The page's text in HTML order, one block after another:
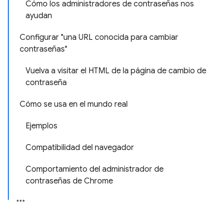
Cómo los administradores de contraseñas nos
ayudan
Configurar "una URL conocida para cambiar
contraseñas"
Vuelva a visitar el HTML de la página de cambio de
contraseña
Cómo se usa en el mundo real
Ejemplos
Compatibilidad del navegador
Comportamiento del administrador de
contraseñas de Chrome